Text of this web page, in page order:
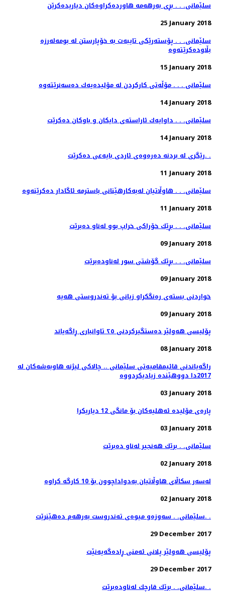
سلێمانی. . . بڕی به‌رهه‌مه‌ هاورده‌كراوه‌كان دیاریده‌كرێن
25 January 2018
سلێمانی. . . پۆسته‌رێكی تایبه‌ت به‌ خۆپارستن له‌ بومه‌له‌رزه‌
15 January 2018
سلێمانی . . . مۆڵەتی كاركردن لە مۆلیدەیەك دەسەنرێتەوە
14 January 2018
سلێمانی. . . داوایه‌ك ئاراسته‌ی دایكان و باوكان ده‌كرێت
14 January 2018
رێگری له‌ بردنه‌ ده‌ره‌وه‌ی ئاردی بایه‌عی ده‌كرێت. .
11 January 2018
11 January 2018
سلێمانی. . . بڕێك خۆراكی خراپ بوو له‌ناو ده‌برێت
09 January 2018
سلێمانی. . . بڕێك گۆشتی سور له‌ناوده‌برێت
09 January 2018
09 January 2018
پۆلیسی هەولێر دەستگیركردنی ٢٥ تاوانباری ڕاگەیاند
08 January 2018
راگه‌یاندنی قائیمقامیه‌تی سلێمانی .. چالاكی لیژنه‌ هاوبه‌شه‌كان له‌
03 January 2018
پاره‌ی مۆلیده‌ ئه‌هلیه‌كان بۆ مانگی 12 دیاریكرا
03 January 2018
سلێمانی. . برێك هه‌نجیر له‌ناو ده‌برێت
02 January 2018
02 January 2018
سلێمانی. . سه‌وزه‌و میوه‌ی ته‌ندروست به‌رهه‌م ده‌هێنرێت. .
29 December 2017
پۆلیسی هەولێر پلانی ئەمنی ڕادەگەیەنێت
29 December 2017
سلێمانی. . برێك قارچك له‌ناوده‌برێت. .